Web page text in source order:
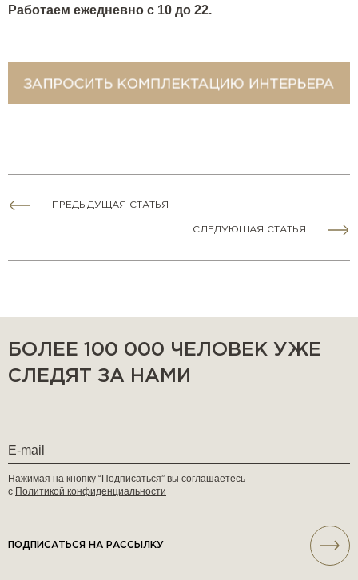
Работаем ежедневно с 10 до 22.
ПРЕДЫДУЩАЯ СТАТЬЯ
СЛЕДУЮЩАЯ СТАТЬЯ
БОЛЕЕ 100 000 ЧЕЛОВЕК УЖЕ
СЛЕДЯТ ЗА НАМИ
Нажимая на кнопку “Подписаться” вы соглашаетесь
с Политикой конфиденциальности
ПОДПИСАТЬСЯ НА РАССЫЛКУ